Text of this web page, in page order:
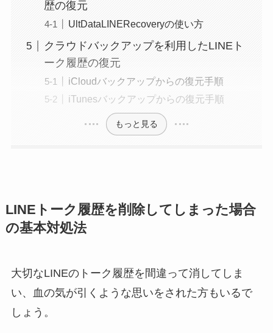
歴の復元
UltDataLINERecoveryの使い方
クラウドバックアップを利用したLINEト
ーク履歴の復元
iCloudバックアップからの復元手順
iTunesバックアップからの復元手順
もっと見る
LINEトーク履歴を削除してしまった場合
の基本対処法
大切なLINEのトーク履歴を間違って消してしま
い、血の気が引くような思いをされた方もいるで
しょう。